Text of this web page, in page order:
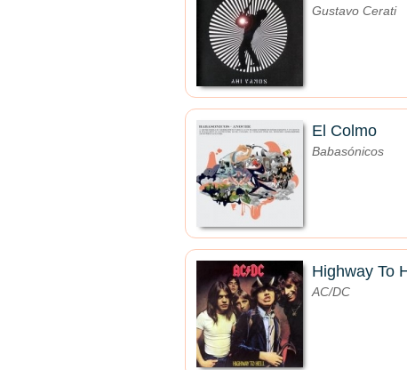
Gustavo Cerati
El Colmo
Babasónicos
Highway To
AC/DC